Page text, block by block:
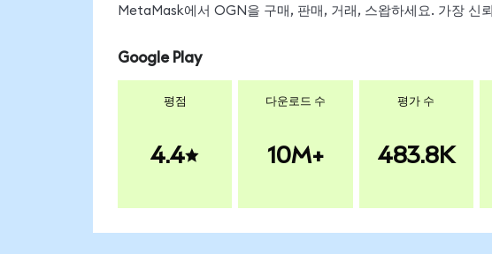
MetaMask에서 OGN을 구매, 판매, 거래, 스왑하세요. 가장 신
Google Play
평점
4.4
다운로드 수
10M+
평가 수
483.8K